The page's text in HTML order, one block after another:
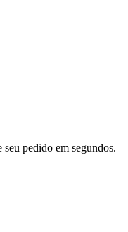
pedido em segundos.